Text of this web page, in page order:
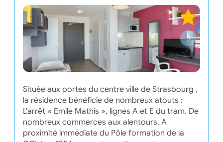
Située aux portes du centre ville de Strasbourg ,
la résidence bénéficie de nombreux atouts :
L'arrêt « Emile Mathis », lignes A et E du tram. De
nombreux commerces aux alentours. A
proximité immédiate du Pôle formation de la